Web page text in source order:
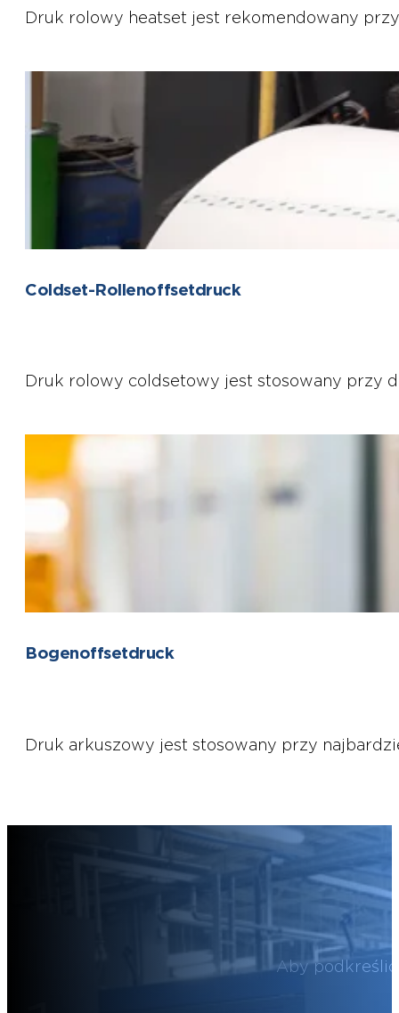
Druk rolowy heatset jest rekomendowany
Coldset-Rollenoffsetdruck
Druk rolowy coldsetowy jest stosowany przy
Bogenoffsetdruck
Druk arkuszowy jest stosowany przy
Aby podkreślić